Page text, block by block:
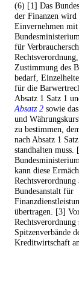
(6) [1] Das
der Finanzen
Einvernehmen
für
Zustimmung des
bedarf,
für die
Absatz 1 Satz 1
Absatz 2 sowie
und
zu bestimmen,
nach Absatz 1
standhalten muss.
kann diese
Rechtsverordnung
Bundesanstalt für
übertragen. [3]
Rechtsverordnung
Spitzenverbände
Kreditwirtschaft